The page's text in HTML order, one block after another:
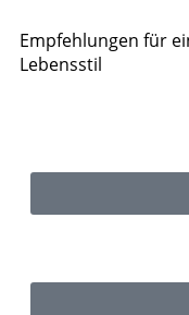
Empfehlungen für
Lebensstil